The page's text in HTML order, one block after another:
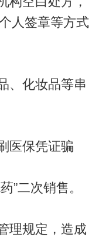
人签章等方式
、化妆品等串
医保凭证骗
”二次销售。
理规定，造成